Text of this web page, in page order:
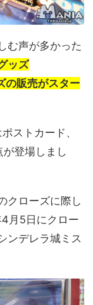
む声が多かった
ッズ
の販売がスター
ストカード、
登場しまし
クローズに際し
月5日にクロー
ンデレラ城ミス